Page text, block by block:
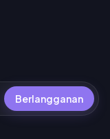
Berlangganan